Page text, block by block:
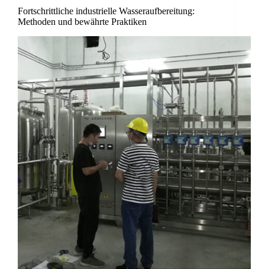
Fortschrittliche industrielle Wasseraufbereitung:
Methoden und bewährte Praktiken